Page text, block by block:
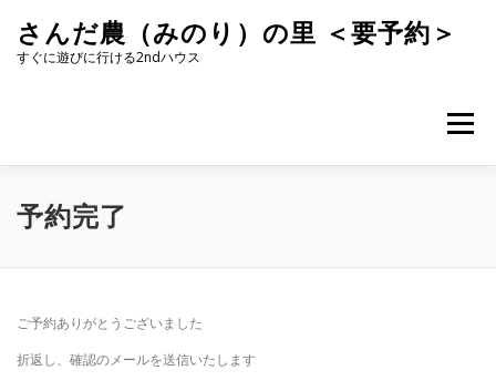
キ
さんだ農（みのり）の里 ＜要予約＞
すぐに遊びに行ける2ndハウス
メニュー
予約完了
ご予約ありがとうございました
折返し、確認のメールを送信いたします